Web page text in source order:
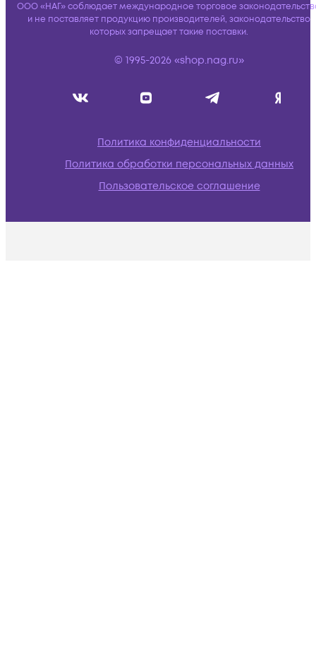
ООО «НАГ» соблюдает международное торговое
и не поставляет продукцию производителей, законодательство
которых запрещает такие поставки.
© 1995-2026 «shop.nag.ru»
Политика конфиденциальности
Политика обработки персональных данных
Пользовательское соглашение